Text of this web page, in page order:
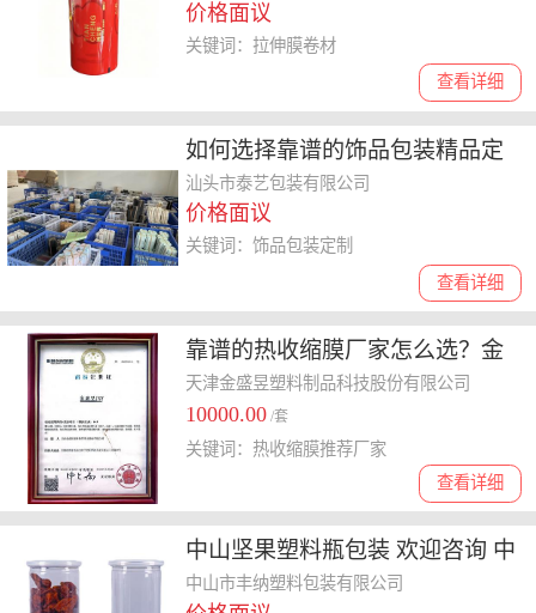
价格面议
查看详细
关键词：拉伸膜卷材
如何选择靠谱的饰品包装精品定
制厂商？费用分析
汕头市泰艺包装有限公司
价格面议
查看详细
关键词：饰品包装定制
靠谱的热收缩膜厂家怎么选？金
盛昱优势解读
天津金盛昱塑料制品科技股份有限公司
10000.00 /套
查看详细
关键词：热收缩膜推荐厂家
中山坚果塑料瓶包装 欢迎咨询 中
山市丰纳塑料包装供应
中山市丰纳塑料包装有限公司